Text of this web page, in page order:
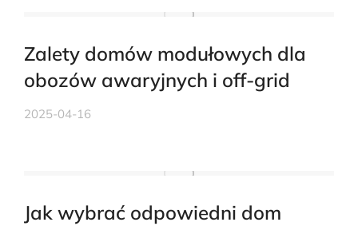
Zalety domów modułowych dla
obozów awaryjnych i off-grid
2025-04-16
Jak wybrać odpowiedni dom